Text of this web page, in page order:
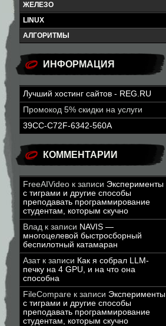
ЖЕЛЕЗО
LINUX
АЛГОРИТМЫ
ИНФОРМАЦИЯ
Лучший хостинг сайтов - REG.RU
Промокод 5% скидки на услуги
39CC-C72F-6342-560A
КОММЕНТАРИИ
FreeAIVideo к записи Эксперименты
с тиграми и другие способы
преподавать программирование
студентам, которым скучно
Влад к записи NAVIS —
многоцелевой быстросборный
беспилотный катамаран
Азатк записи Как я собрал LLM-
печку на 4 GPU, и на что она
способна
FileCompare к записи Эксперименты
с тиграми и другие способы
преподавать программирование
студентам, которым скучно